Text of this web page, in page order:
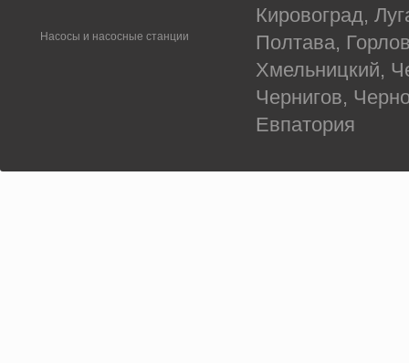
Насосы и насосные станции
Кировоград,
Полтава,
Хмельницкий,
Чернигов,
Евпатория